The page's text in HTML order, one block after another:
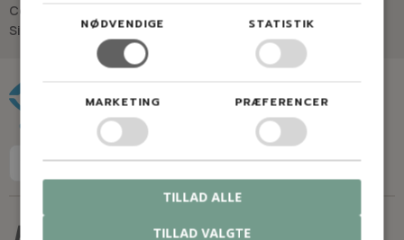
- Jan “Savdoktoren” Østergaard
Råd og vejledning
Cookies
Sitemap
NØDVENDIGE STATISTIK
MARKETING PRÆFERENCER
TILLAD VALGTE
TILLAD ALLE